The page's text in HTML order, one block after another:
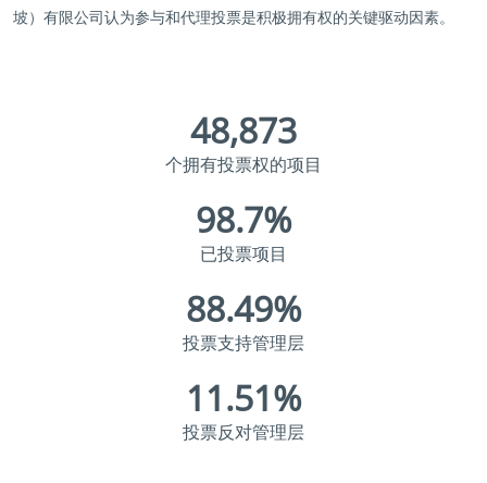
坡）有限公司认为参与和代理投票是积极拥有权的关键驱动因素。
48,873
个拥有投票权的项目
98.7%
已投票项目
88.49%
投票支持管理层
11.51%
投票反对管理层